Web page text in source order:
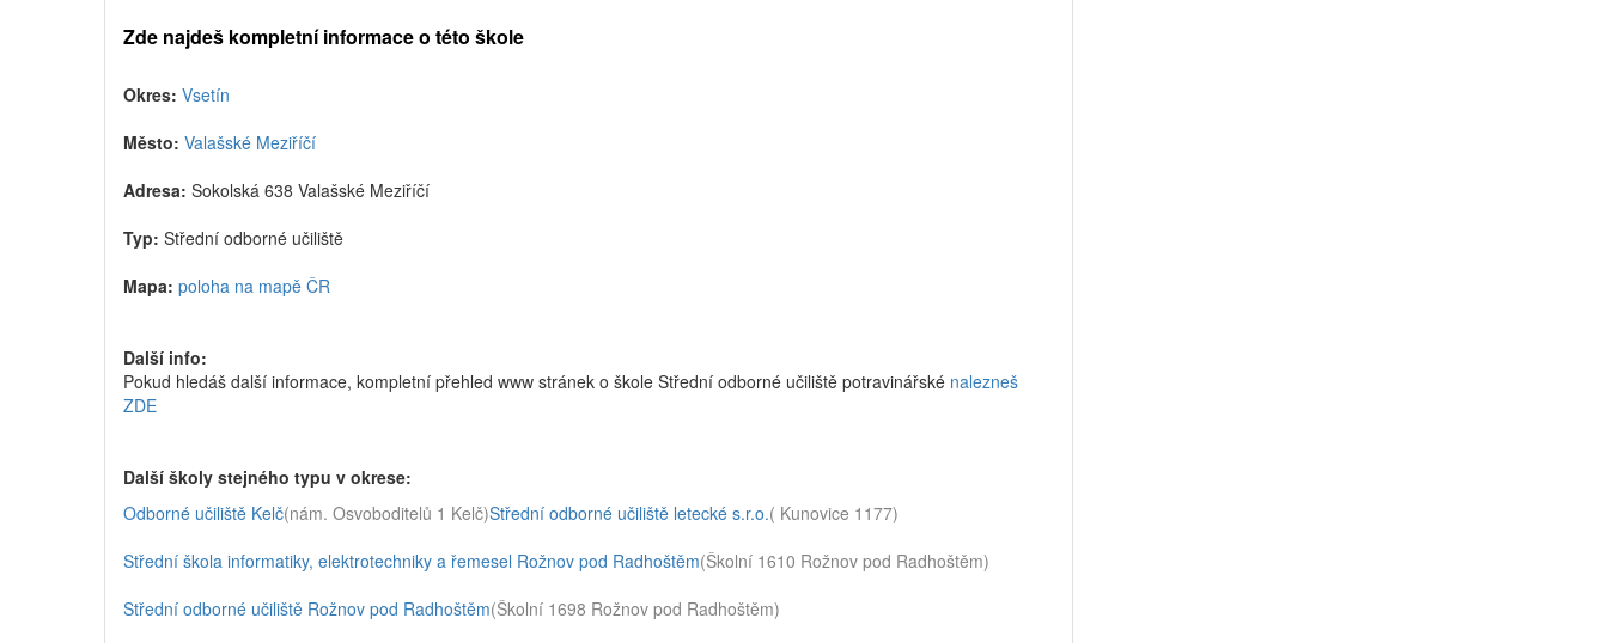
Zde najdeš kompletní informace o této škole
Okres: Vsetín
Město: Valašské Meziříčí
Adresa: Sokolská 638 Valašské Meziříčí
Typ: Střední odborné učiliště
Mapa: poloha na mapě ČR
Další info:
Pokud hledáš další informace, kompletní přehled www stránek o škole Střední odborné učiliště potravinářské nalezneš
ZDE
Další školy stejného typu v okrese:
Odborné učiliště Kelč(nám. Osvoboditelů 1 Kelč)Střední odborné učiliště letecké s.r.o.( Kunovice 1177)
Střední škola informatiky, elektrotechniky a řemesel Rožnov pod Radhoštěm(Školní 1610 Rožnov pod Radhoštěm)
Střední odborné učiliště Rožnov pod Radhoštěm(Školní 1698 Rožnov pod Radhoštěm)